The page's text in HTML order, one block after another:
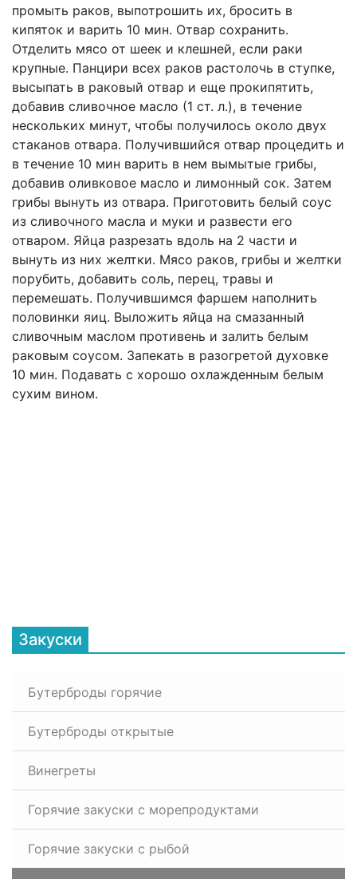
промыть раков, выпотрошить их, бросить в
кипяток и варить 10 мин. Отвар сохранить.
Отделить мясо от шеек и клешней, если раки
крупные. Панцири всех раков растолочь в ступке,
высыпать в раковый отвар и еще прокипятить,
добавив сливочное масло (1 ст. л.), в течение
нескольких минут, чтобы получилось около двух
стаканов отвара. Получившийся отвар процедить и
в течение 10 мин варить в нем вымытые грибы,
добавив оливковое масло и лимонный сок. Затем
грибы вынуть из отвара. Приготовить белый соус
из сливочного масла и муки и развести его
отваром. Яйца разрезать вдоль на 2 части и
вынуть из них желтки. Мясо раков, грибы и желтки
порубить, добавить соль, перец, травы и
перемешать. Получившимся фаршем наполнить
половинки яиц. Выложить яйца на смазанный
сливочным маслом противень и залить белым
раковым соусом. Запекать в разогретой духовке
10 мин. Подавать с хорошо охлажденным белым
сухим вином.
Закуски
Бутерброды горячие
Бутерброды открытые
Винегреты
Горячие закуски с морепродуктами
Горячие закуски с рыбой